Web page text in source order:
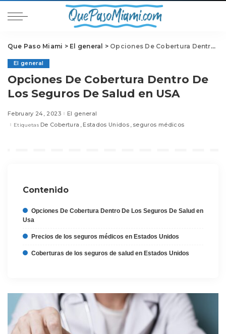
Que Paso Miami > El general > Opciones De Cobertura Dentro De Los Seguros De Salud en USA
El general
Opciones De Cobertura Dentro De
Los Seguros De Salud en USA
February 24, 2023 El general
Etiquetas De Cobertura Estados Unidos seguros médicos
Contenido
Opciones De Cobertura Dentro De Los Seguros De Salud en
Usa
Precios de los seguros médicos en Estados Unidos
Coberturas de los seguros de salud en Estados Unidos